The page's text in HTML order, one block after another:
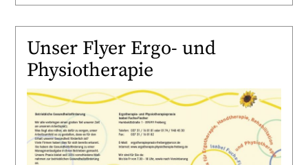
Unser Flyer Ergo- und
Physiotherapie